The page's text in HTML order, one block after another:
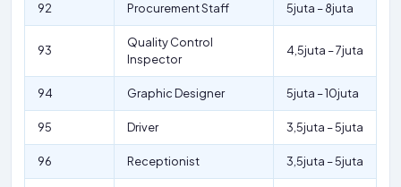
92 Procurement Staff 5juta – 8juta
93
Quality Control
Inspector
4,5juta – 7juta
94 Graphic Designer 5juta – 10juta
95 Driver 3,5juta – 5juta
96 Receptionist 3,5juta – 5juta